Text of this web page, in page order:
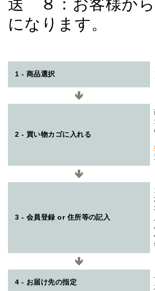
送 ８：お客様か
になります。
1 - 商品選択
2 - 買い物カゴに入れる
3 - 会員登録 or 住所等の記入
4 - お届け先の指定